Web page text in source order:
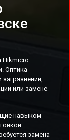
Hikmicro
Оптика
или замене
навыком
замена